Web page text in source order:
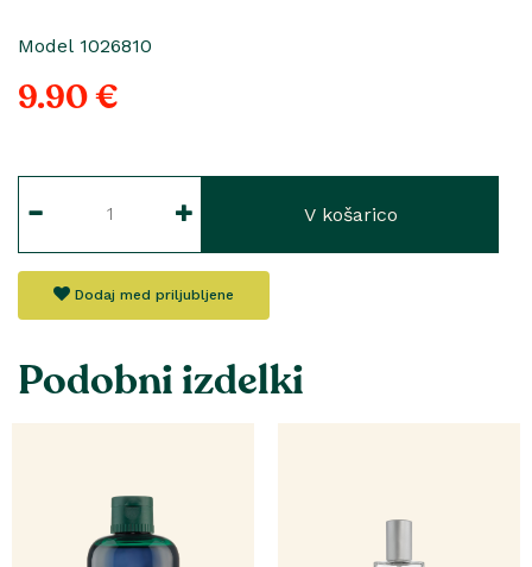
Model 1026810
9.90 €
V košarico
Dodaj med priljubljene
Podobni izdelki